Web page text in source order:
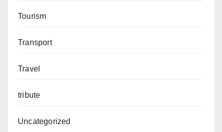
Tourism
Transport
Travel
tribute
Uncategorized